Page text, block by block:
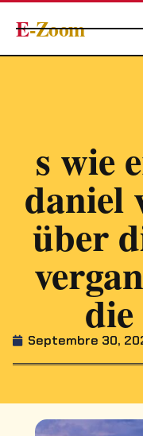
E-Zoom
EMPLOI
MARKETING &
TECHNOLOGIE
À PROPOS
s wie
daniel
über
Septembre 30,